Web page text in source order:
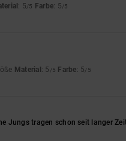
: 5/5 Farbe: 5/5
Material: 5 /5 Farbe: 5/5
Jungs tragen schon seit langer